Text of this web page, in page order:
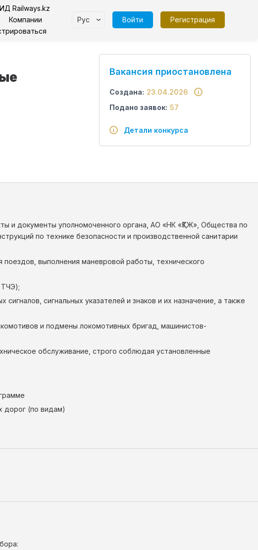
Railways.kz
Компании
Рус Войти Регистрация
Вакансия приостановлена
Создана: 23.04.2026
Подано заявок: 57
Детали конкурса
и документы уполномоченного органа, АО «НК «ҚТЖ», Общества по
по технике безопасности и производственной санитарии
выполнения маневровой работы, технического
ТЧЭ);
сигнальных указателей и знаков и их назначение, а также
и подмены локомотивных бригад, машинистов-
обслуживание, строго соблюдая установленные
дорог (по видам)